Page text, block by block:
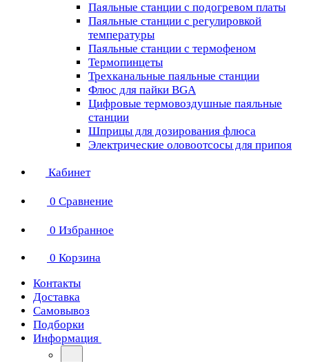
Паяльные станции с подогревом платы
Паяльные станции с регулировкой
температуры
Паяльные станции с термофеном
Термопинцеты
Трехканальные паяльные станции
Флюс для пайки BGA
Цифровые термовоздушные паяльные
станции
Шприцы для дозирования флюса
Электрические оловоотсосы для припоя
Кабинет
0 Сравнение
0 Избранное
0 Корзина
Контакты
Доставка
Самовывоз
Подборки
Информация